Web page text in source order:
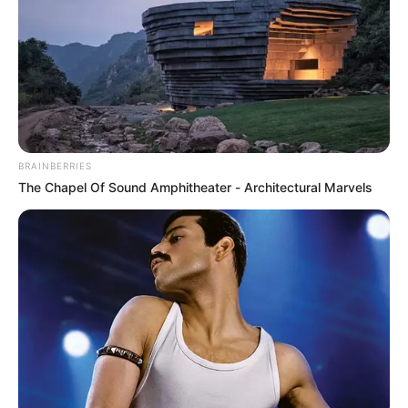
Aeropuerto de Rionegro se logra la captura de José
Salamanc
a, por parte de autoridades en
acompañamiento a Migración Colombia, por una orden
judicial que pesa contra este sujeto por delito de acto
sexual con menor de 14 años".
Le puede interesar:Se encuentran abiertas las
matrículas para el año escolar 2026 en las instituciones
educativas oficiales de Antioquia
El hombre fue trasladado a las instalaciones policiales
donde se realizaron las diligencias de verificación y se
estableció contacto con las autoridades solicitantes para
la ejecución de los actos urgentes correspondientes.
Por otra parte, el alcalde de Medellín, Federico Gutiérrez,
anunció reciamente que, más de 100 extranjeros han sido
inadmitidos. Es así como
cinco ciudadanos
estadounidenses se les negó el ingreso, mientras se
BRAINBERRIES
The Chapel Of Sound Amphitheater - Architectural Marvels